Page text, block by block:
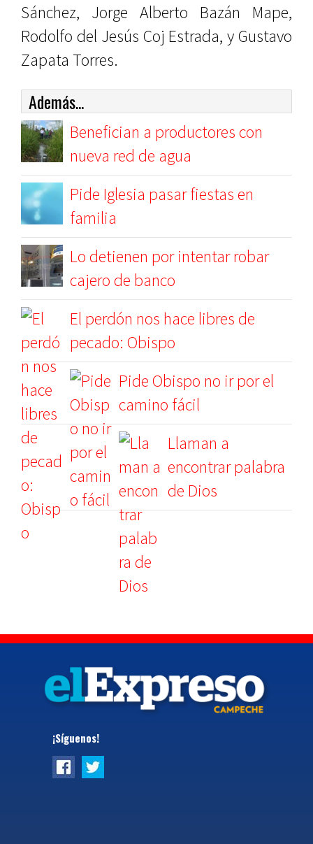
Sánchez, Jorge Alberto Bazán Mape,
Rodolfo del Jesús Coj Estrada, y Gustavo
Zapata Torres.
Además...
Benefician a productores con
nueva red de agua
Pide Iglesia pasar fiestas en
familia
Lo detienen por intentar robar
cajero de banco
El perdón nos hace libres de
pecado: Obispo
Pide Obispo no ir por el
camino fácil
Llaman a
encontrar palabra
de Dios
¡Síguenos!